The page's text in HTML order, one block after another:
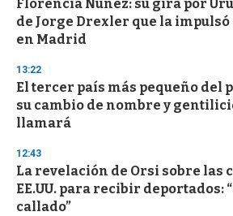
Florencia Núñez: su gira por
de Jorge Drexler que la
en Madrid
13:22
El tercer país más pequeño del
su cambio de nombre y
llamará
12:43
La revelación de Orsi sobre las
EE.UU. para recibir deportados:
callado”